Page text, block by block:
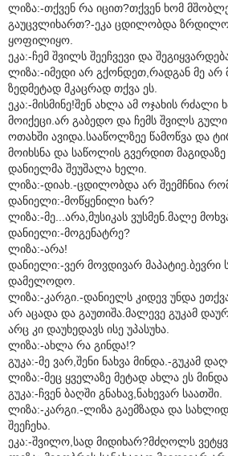
ლიზა:-თქვენ რა იცით?თქვენ ხომ
გაუცვლიხართ?-ეკა ცდილობდა
ყოფილიყო.
ეკა:-ჩემ შვილს შეეჩვევი და
ლიზა:-იმედი არ გქონდეთ,რადგან მე არ
ზედმეტად მკაცრად თქვა ეს.
ეკა:-მისმინე!შენ ახლა ამ ოჯახის რძალი
მოიქეცი.არ გაბედო და ჩემს შვილს
ოთახში ავიდა.სააწოლზეე წამოწვა და
მოიხსნა და საწოლის გვერდით
დანიელმა შეუშალა ხელი.
ლიზა:-დიახ.-ცდილობდა არ შეემჩნია
დანიელი:-მოწყენილი ხარ?
ლიზა:-მე...არა,მუსიკას ვუსმენ.მალე
დანიელი:-მოგენატრე?
ლიზა:-არა!
დანიელი:-ვერ მოვდივარ მაპატიე.ბევრი
დამელოდო.
ლიზა:-კარგი.-დანიელს კიდევ უნდა
არ აცადა და გაუთიშა.მალევე გუკამ
არც კი დაუხედავს ისე უპასუხა.
ლიზა:-ახლა რა გინდა!?
გუკა:-მე ვარ,შენი ნახვა მინდა.-გუკამ
ლიზა:-მეც ყველაზე მეტად ახლა ეს მინდა.
გუკა:-ჩვენ ბაღში გნახავ,ნახევარ საათში.
ლიზა:-კარგი.-ლიზა გაემზადა და
შეეჩეხა.
ეკა:-შვილო,სად მიდიხარ?მძღოლს